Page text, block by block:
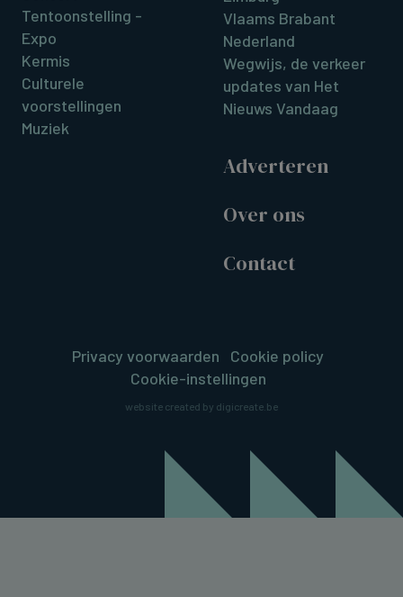
Tentoonstelling -
Expo
Kermis
Culturele
voorstellingen
Muziek
Vlaams Brabant
Nederland
Wegwijs, de verkeer
updates van Het
Nieuws Vandaag
Adverteren
Over ons
Contact
Privacy voorwaarden
Cookie policy
Cookie-instellingen
website created by digicreate.be